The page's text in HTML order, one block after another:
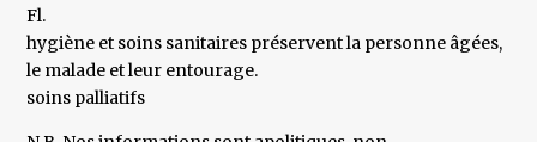
Fl.
hygiène et soins sanitaires préservent la personne âgées,
le malade et leur entourage.
soins palliatifs